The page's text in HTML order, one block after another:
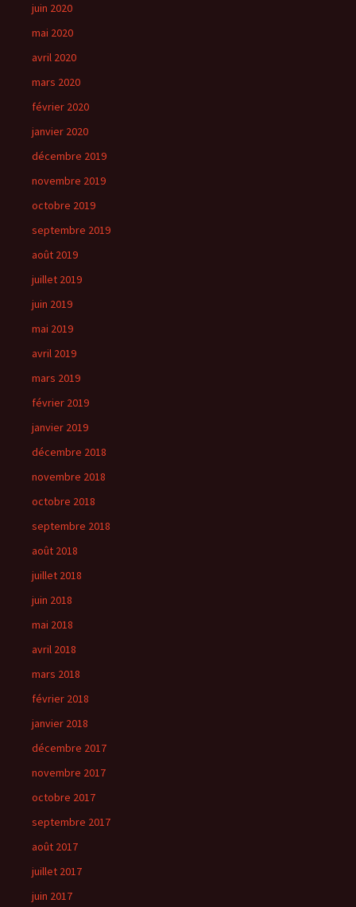
juin 2020
mai 2020
avril 2020
mars 2020
février 2020
janvier 2020
décembre 2019
novembre 2019
octobre 2019
septembre 2019
août 2019
juillet 2019
juin 2019
mai 2019
avril 2019
mars 2019
février 2019
janvier 2019
décembre 2018
novembre 2018
octobre 2018
septembre 2018
août 2018
juillet 2018
juin 2018
mai 2018
avril 2018
mars 2018
février 2018
janvier 2018
décembre 2017
novembre 2017
octobre 2017
septembre 2017
août 2017
juillet 2017
juin 2017